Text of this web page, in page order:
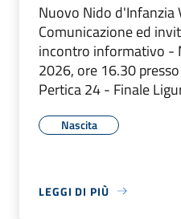
Nuovo Nido d'Infanzia
Comunicazione ed
incontro informativo -
2026, ore 16.30
Pertica 24 - Finale
Nascita
LEGGI DI PIÙ